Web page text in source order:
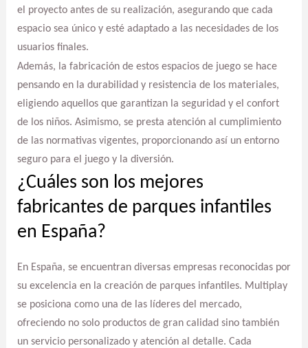
el proyecto antes de su realización, asegurando que cada
espacio sea único y esté adaptado a las necesidades de los
usuarios finales.
Además, la fabricación de estos espacios de juego se hace
pensando en la durabilidad y resistencia de los materiales,
eligiendo aquellos que garantizan la seguridad y el confort
de los niños. Asimismo, se presta atención al cumplimiento
de las normativas vigentes, proporcionando así un entorno
seguro para el juego y la diversión.
¿Cuáles son los mejores
fabricantes de parques infantiles
en España?
En España, se encuentran diversas empresas reconocidas por
su excelencia en la creación de parques infantiles. Multiplay
se posiciona como una de las líderes del mercado,
ofreciendo no solo productos de gran calidad sino también
un servicio personalizado y atención al detalle. Cada